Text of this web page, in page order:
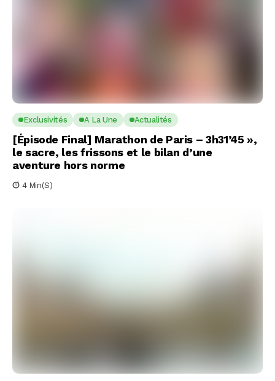
Exclusivités A La Une Actualités
[Épisode Final] Marathon de Paris – 3h31’45 »,
le sacre, les frissons et le bilan d’une
aventure hors norme
4 Min(s)